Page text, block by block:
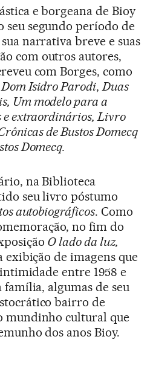
e borgeana de Bioy
seu segundo período de
narrativa breve e suas
com outros autores,
com Borges, como
Isidro Parodi, Duas
Um modelo para a
e extraordinários, Livro
de Bustos Domecq
Domecq.
na Biblioteca
seu livro póstumo
autobiográficos. Como
no fim do
O lado da luz,
exibição de imagens que
entre 1958 e
família, algumas de seu
bairro de
mundinho cultural que
dos anos Bioy.